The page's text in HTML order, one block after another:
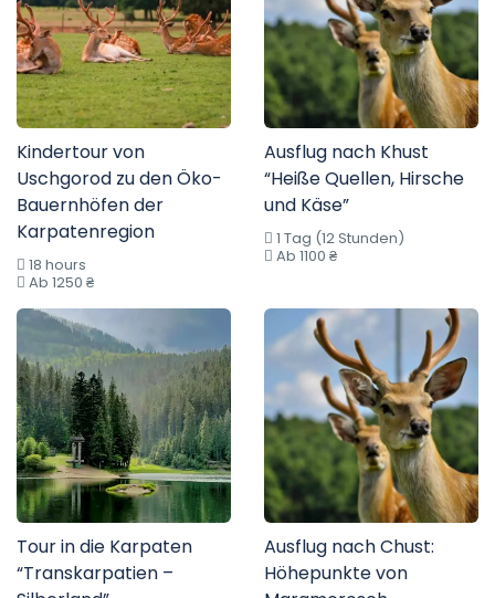
Kindertour von
Uschgorod zu den Öko-
Bauernhöfen der
Karpatenregion
18 hours
Ab 1250 ₴
Ausflug nach Khust
“Heiße Quellen, Hirsche
und Käse”
1 Tag (12 Stunden)
Ab 1100 ₴
Tour in die Karpaten
“Transkarpatien –
Ausflug nach Chust:
Höhepunkte von